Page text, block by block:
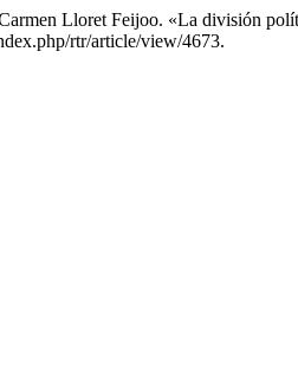
Lloret Feijoo. «La división
rtr/article/view/4673.